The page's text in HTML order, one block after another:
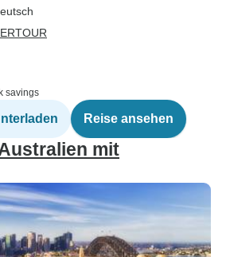
savings
Reise ansehen
mit